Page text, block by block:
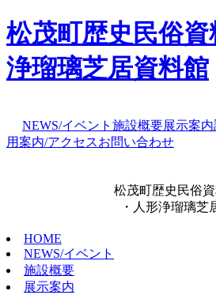
松茂町歴史民俗
浄瑠璃芝居資料館
NEWS/イベント 施設概要展示案内
用案内/アクセスお問い合わせ
松茂町歴史民俗
・人形浄瑠璃芝
HOME
NEWS/イベント
施設概要
展示案内